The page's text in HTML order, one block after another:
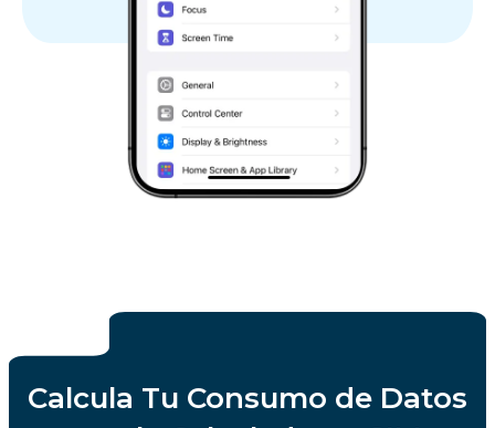
Calcula Tu Consumo de Datos